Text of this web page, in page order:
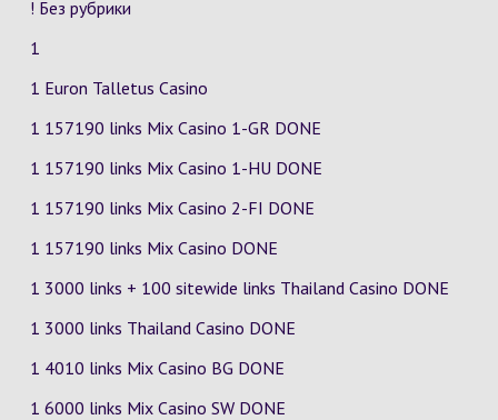
! Без рубрики
1
1 Euron Talletus Casino
1 157190 links Mix Casino 1-GR DONE
1 157190 links Mix Casino 1-HU DONE
1 157190 links Mix Casino 2-FI DONE
1 157190 links Mix Casino DONE
1 3000 links + 100 sitewide links Thailand Casino DONE
1 3000 links Thailand Casino DONE
1 4010 links Mix Casino BG DONE
1 6000 links Mix Casino SW DONE